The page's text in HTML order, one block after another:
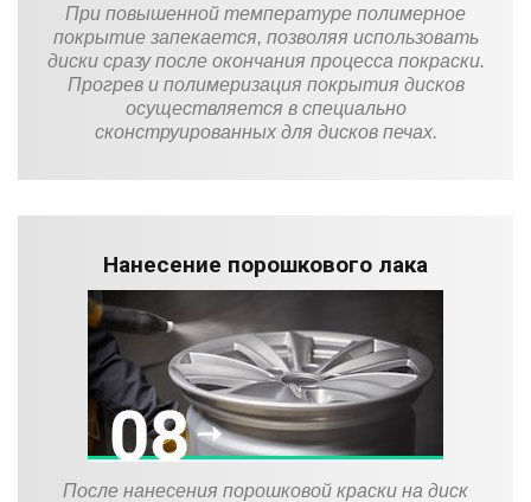
При повышенной температуре полимерное
покрытие запекается, позволяя использовать
диски сразу после окончания процесса покраски.
Прогрев и полимеризация покрытия дисков
осуществляется в специально
сконструированных для дисков печах.
Нанесение порошкового лака
После нанесения порошковой краски на диск